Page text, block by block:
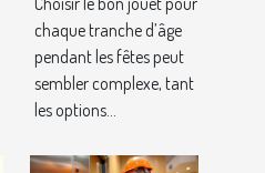
âge lors des
fêtes ?
chaque tranche d’âge
pendant les fêtes peut
sembler complexe, tant
les options...